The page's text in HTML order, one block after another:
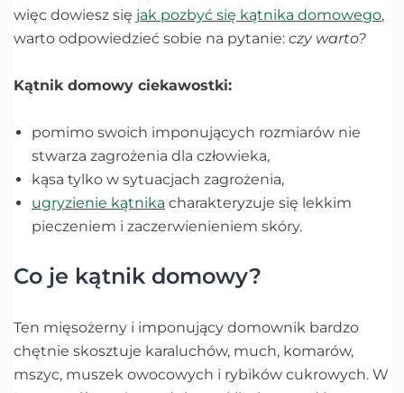
więc dowiesz się jak pozbyć się kątnika domowego,
warto odpowiedzieć sobie na pytanie: czy warto?
Kątnik domowy ciekawostki:
pomimo swoich imponujących rozmiarów nie
stwarza zagrożenia dla człowieka,
kąsa tylko w sytuacjach zagrożenia,
ugryzienie kątnika charakteryzuje się lekkim
pieczeniem i zaczerwienieniem skóry.
Co je kątnik domowy?
Ten mięsożerny i imponujący domownik bardzo
chętnie skosztuje karaluchów, much, komarów,
mszyc, muszek owocowych i rybików cukrowych. W